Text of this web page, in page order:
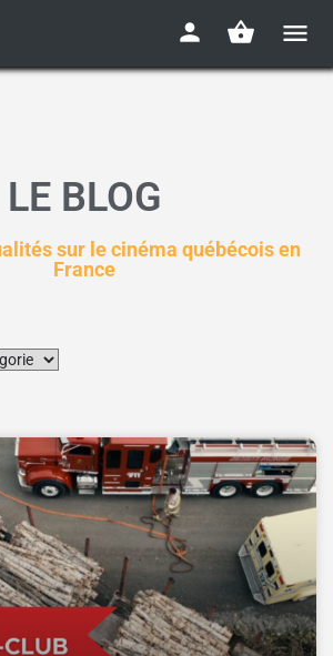
LE BLOG
sur le cinéma québécois en
France